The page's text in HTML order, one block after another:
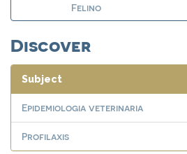
Felino
Discover
Subject
Epidemiologia veterinaria
Profilaxis